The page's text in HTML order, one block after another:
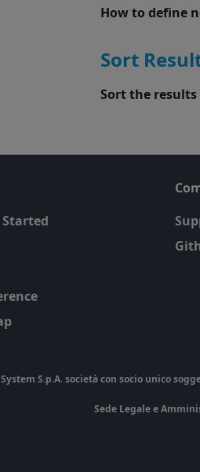
How to define
Sort
Sort the
S.p.A. società con socio unico
Sede Legale e